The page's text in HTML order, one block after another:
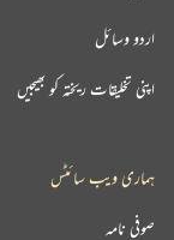
اردو وسائل
اپنی تخلیقات ریختہ کو بھیجیں
ہماری ویب سائٹس
صوفی نامہ